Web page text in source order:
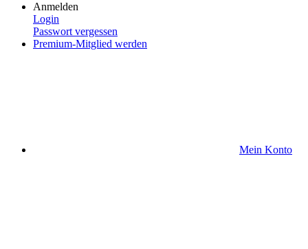
Anmelden
Login
Passwort vergessen
Premium-Mitglied werden
Mein Konto